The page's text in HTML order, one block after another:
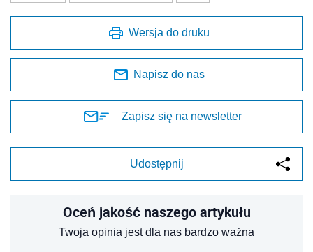
Wersja do druku
Napisz do nas
Zapisz się na newsletter
Udostępnij
Oceń jakość naszego artykułu
Twoja opinia jest dla nas bardzo ważna